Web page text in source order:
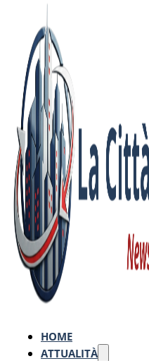
HOME
ATTUALITÀ